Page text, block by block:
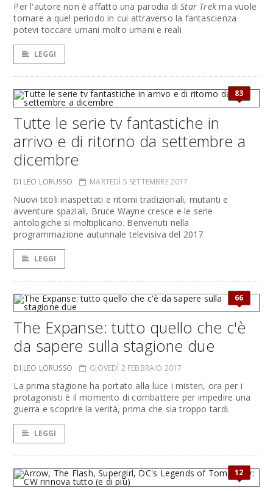
Per l'autore non è affatto una parodia diStar Trek ma vuole
tornare a quel periodo in cui attraverso la fantascienza
potevi toccare umani molto umani e reali
LEGGI
83
Tutte le serie tv fantastiche in
arrivo e di ritorno da settembre a
dicembre
DI LEO LORUSSO MARTEDÌ 5 SETTEMBRE 2017
Nuovi titoli inaspettati e ritorni tradizionali, mutanti e
avventure spaziali, Bruce Wayne cresce e le serie
antologiche si moltiplicano. Benvenuti nella
programmazione autunnale televisiva del 2017
LEGGI
66
The Expanse: tutto quello che c'è
da sapere sulla stagione due
DI LEO LORUSSO GIOVEDÌ 2 FEBBRAIO 2017
La prima stagione ha portato alla luce i misteri, ora per i
protagonisti è il momento di combattere per impedire una
guerra e scoprire la verità, prima che sia troppo tardi.
LEGGI
12